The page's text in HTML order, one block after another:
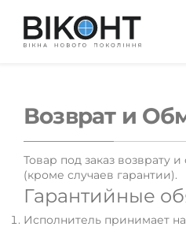
Возврат и
Товар под заказ возврату
(кроме случаев гарантии).
Гарантийные
Исполнитель принимает на